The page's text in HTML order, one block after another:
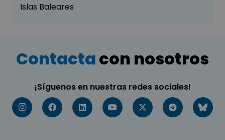
Islas Baleares
Contactacon nosotros
¡Síguenos en nuestras redes sociales!